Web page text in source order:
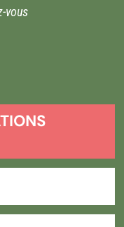
vous